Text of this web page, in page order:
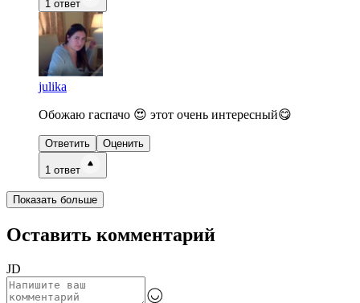
1 ответ
julika
Обожаю гаспачо 😍 этот очень интересный😋
Ответить Оценить
1 ответ
Показать больше
Оставить комментарий
JD